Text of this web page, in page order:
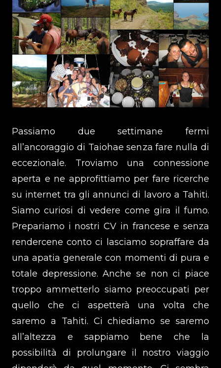
Passiamo due settimane fermi
all’ancoraggio di Taiohae senza fare nulla di
eccezionale. Troviamo una connessione
aperta e ne approfittiamo per fare ricerche
su internet tra gli annunci di lavoro a Tahiti.
Siamo curiosi di vedere come gira il fumo.
Prepariamo i nostri CV in francese e senza
rendercene conto ci lasciamo sopraffare da
una apatia generale con momenti di pura e
totale depressione. Anche se non ci piace
troppo ammetterlo siamo preoccupati per
quello che ci aspetterà una volta che
saremo a Tahiti. Ci chiediamo se saremo
all’altezza e sappiamo bene che la
possibilità di prolungare il nostro viaggio